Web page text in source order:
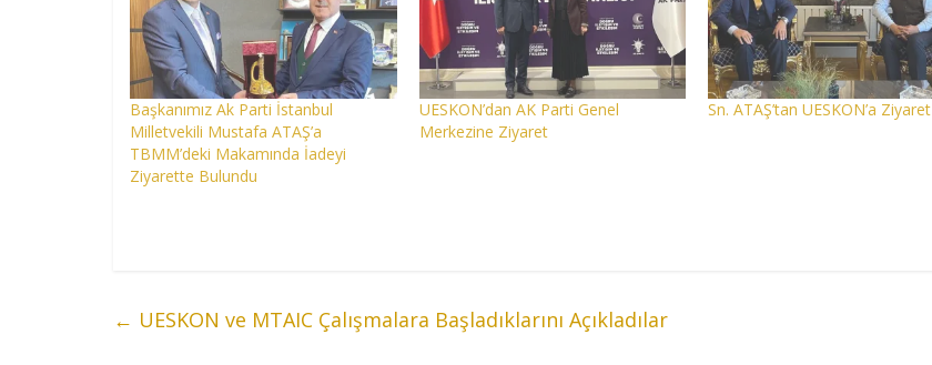
Başkanımız Ak Parti İstanbul
Milletvekili Mustafa ATAŞ’a
TBMM’deki Makamında İadeyi
Ziyarette Bulundu
UESKON’dan AK Parti Genel
Merkezine Ziyaret
Sn. ATAŞ’tan UESKON’a Ziyaret
← UESKON ve MTAIC Çalışmalara Başladıklarını Açıkladılar